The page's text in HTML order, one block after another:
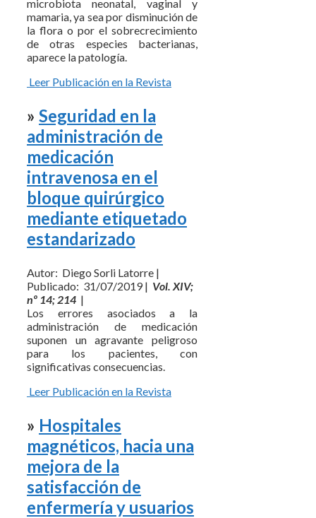
microbiota neonatal, vaginal y
mamaria, ya sea por disminución de
la flora o por el sobrecrecimiento
de otras especies bacterianas,
aparece la patología.
Leer Publicación en la Revista
» Seguridad en la
administración de
medicación
intravenosa en el
bloque quirúrgico
mediante etiquetado
estandarizado
Autor: Diego Sorli Latorre |
Publicado: 31/07/2019 | Vol. XIV;
nº 14; 214 |
Los errores asociados a la
administración de medicación
suponen un agravante peligroso
para los pacientes, con
significativas consecuencias.
Leer Publicación en la Revista
» Hospitales
magnéticos, hacia una
mejora de la
satisfacción de
enfermería y usuarios